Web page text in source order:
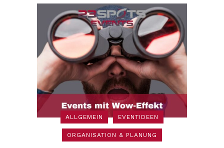
ALLGEMEIN EVENTIDEEN
ORGANISATION & PLANUNG